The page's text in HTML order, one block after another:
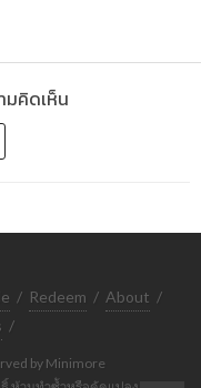
มคิดเห็น
/ Redeem / About /
/
by Minimore